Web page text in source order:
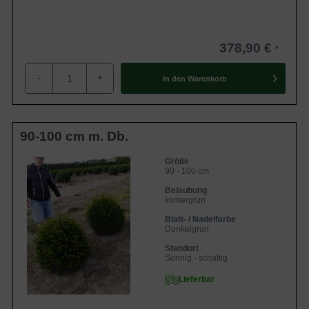
Wenn Sie als Gärtner eine Pflanzung im Frühjahr
bevorzugen, ist es im Falle derTaxus baccata
'Kugeln'
ebenso umsetzbar. Sie müssen bei einer
Frühjahrspflanzung beachten, dass der Boden nicht mehr
Temperaturen begonnen haben. Neben einer
Falle der Containerware sogar möglich das ganze Jahr
über zu Pflanzen. Einzige Ausnahme ist, dass der Boden
nicht gefroren sein darf. Auf unserem Blog finden Sie
alle
Informationen zu den verschiedenen
Wurzelverpackungen
zusammengefasst.
Rückschnitt
Generell ist die Taxus baccata in 'Kugelform'
378,90 €
- + In den Warenkorb
90-100 cm m. Db.
Größe
90 - 100 cm
Belaubung
Immergrün
Blatt- / Nadelfarbe
Dunkelgrün
Standort
Sonnig - schattig
Lieferbar